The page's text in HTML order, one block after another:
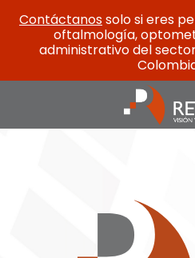
Contáctanossolo si eres
oftalmología,
administrativo del